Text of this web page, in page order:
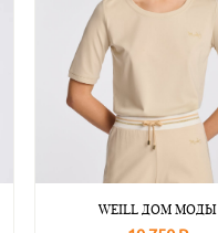
WEILL ДОМ МОДЫ